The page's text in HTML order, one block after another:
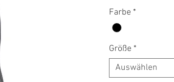
Farbe *
Größe *
Auswählen